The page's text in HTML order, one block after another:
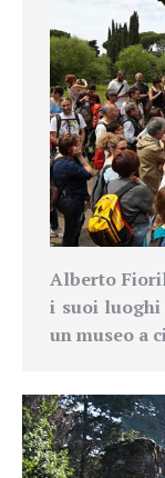
Alberto
i suoi luoghi
un museo a